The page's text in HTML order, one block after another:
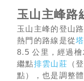
玉山主峰路
玉山主峰的登山
熱門的路線是從
8.5 公里，經過
繼點排雲山莊
（
點），也是調整